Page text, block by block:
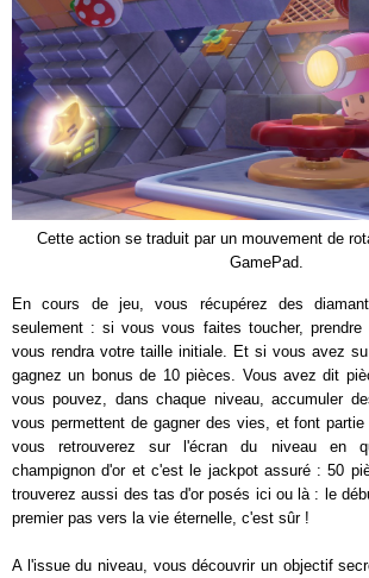
Cette action se traduit par un mouvement de
GamePad.
En cours de jeu, vous récupérez des
seulement : si vous vous faites toucher, prendre
vous rendra votre taille initiale. Et si vous avez
gagnez un bonus de 10 pièces. Vous avez dit
vous pouvez, dans chaque niveau, accumuler
vous permettent de gagner des vies, et font
vous retrouverez sur l'écran du niveau en
champignon d'or et c'est le jackpot assuré : 50
trouverez aussi des tas d'or posés ici ou là : le
premier pas vers la vie éternelle, c'est sûr !
A l'issue du niveau, vous découvrir un objectif